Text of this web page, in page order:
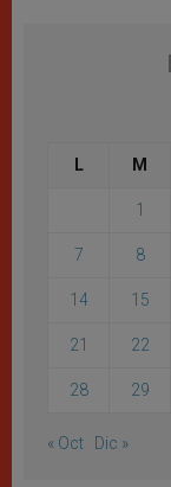
L M
1
7 8
14 15
21 22
28 29
« Oct Dic »